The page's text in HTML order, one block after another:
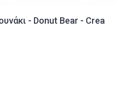
- Donut Bear - Crea